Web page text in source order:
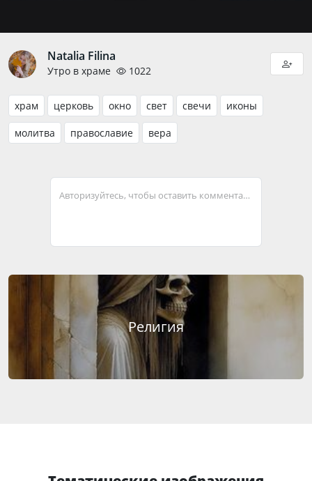
Natalia Filina
Утро в храме 1022
храм церковь окно свет свечи иконы
молитва православие вера
Авторизуйтесь, чтобы оставить комментарий
Религия